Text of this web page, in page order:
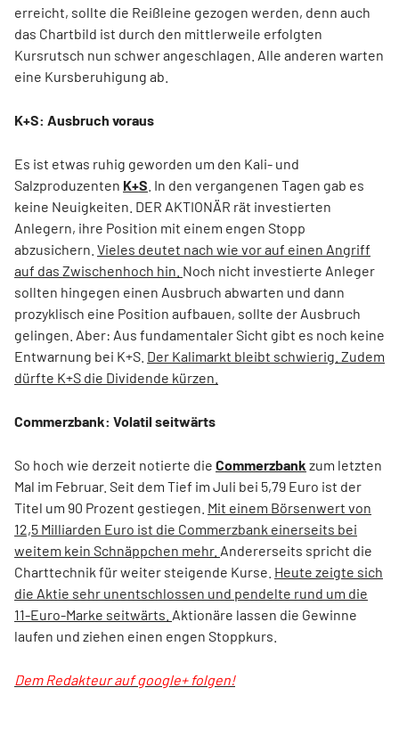
erreicht, sollte die Reißleine gezogen werden, denn auch
das Chartbild ist durch den mittlerweile erfolgten
Kursrutsch nun schwer angeschlagen. Alle anderen warten
eine Kursberuhigung ab.
K+S: Ausbruch voraus
Es ist etwas ruhig geworden um den Kali- und
Salzproduzenten K+S . In den vergangenen Tagen gab es
keine Neuigkeiten. DER AKTIONÄR rät investierten
Anlegern, ihre Position mit einem engen Stopp
abzusichern. Vieles deutet nach wie vor auf einen Angriff
auf das Zwischenhoch hin. Noch nicht investierte Anleger
sollten hingegen einen Ausbruch abwarten und dann
prozyklisch eine Position aufbauen, sollte der Ausbruch
gelingen. Aber: Aus fundamentaler Sicht gibt es noch keine
Entwarnung bei K+S. Der Kalimarkt bleibt schwierig. Zudem
dürfte K+S die Dividende kürzen.
Commerzbank: Volatil seitwärts
So hoch wie derzeit notierte die Commerzbank zum letzten
Mal im Februar. Seit dem Tief im Juli bei 5,79 Euro ist der
Titel um 90 Prozent gestiegen. Mit einem Börsenwert von
12,5 Milliarden Euro ist die Commerzbank einerseits bei
weitem kein Schnäppchen mehr. Andererseits spricht die
Charttechnik für weiter steigende Kurse. Heute zeigte sich
die Aktie sehr unentschlossen und pendelte rund um die
11-Euro-Marke seitwärts. Aktionäre lassen die Gewinne
laufen und ziehen einen engen Stoppkurs.
Dem Redakteur auf google+ folgen!